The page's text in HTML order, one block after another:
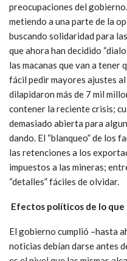
preocupaciones del
metiendo a una parte de la
buscando solidaridad para
que ahora han decidido
las macanas que van a tener
fácil pedir mayores ajustes
dilapidaron más de 7 mil
contener la reciente crisis;
demasiado abierta para
dando. El “blanqueo” de los
las retenciones a los
impuestos a las mineras;
“detalles” fáciles de olvidar.
Efectos políticos de lo que
El gobierno cumplió –hasta
noticias debían darse antes